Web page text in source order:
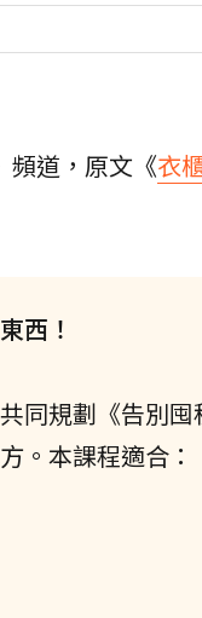
頻道，原文《衣
西！
同規劃《告別
。本課程適合：